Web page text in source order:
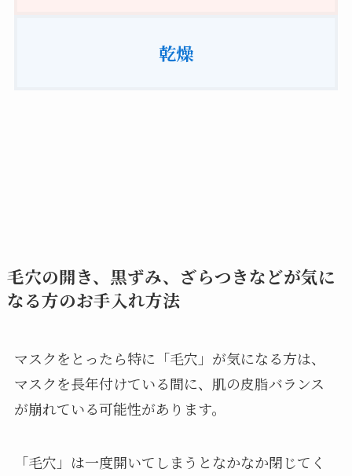
乾燥
毛穴の開き、黒ずみ、ざらつきなどが気に
なる方のお手入れ方法
マスクをとったら特に「毛穴」が気になる方は、
マスクを長年付けている間に、肌の皮脂バランス
が崩れている可能性があります。
「毛穴」は一度開いてしまうとなかなか閉じてく